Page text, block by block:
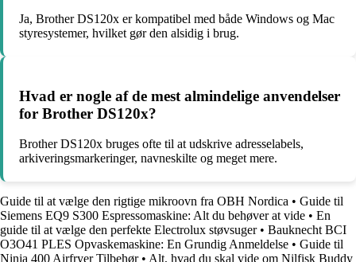
Ja, Brother DS120x er kompatibel med både Windows og Mac
styresystemer, hvilket gør den alsidig i brug.
Hvad er nogle af de mest almindelige anvendelser
for Brother DS120x?
Brother DS120x bruges ofte til at udskrive adresselabels,
arkiveringsmarkeringer, navneskilte og meget mere.
Guide til at vælge den rigtige mikroovn fra OBH Nordica • Guide til
Siemens EQ9 S300 Espressomaskine: Alt du behøver at vide • En
guide til at vælge den perfekte Electrolux støvsuger• Bauknecht BCI
O3O41 PLES Opvaskemaskine: En Grundig Anmeldelse • Guide til
Ninja 400 Airfryer Tilbehør• Alt, hvad du skal vide om Nilfisk Buddy